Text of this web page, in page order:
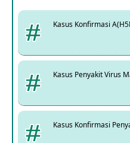
Kasus Konfirmasi
Kasus Penyakit Virus
Kasus Konfirmasi